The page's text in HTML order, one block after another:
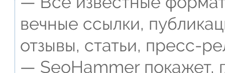
вечные ссылки,
отзывы, статьи, пресс-
— SeoHammer покажет,